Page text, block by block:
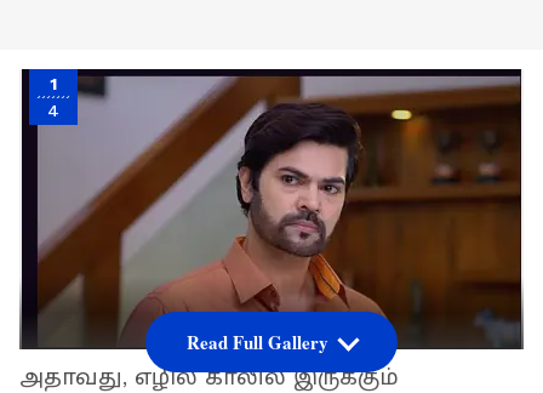
1
4
அதாவது, எழில் காலில் இருக்கும்
Read Full Gallery